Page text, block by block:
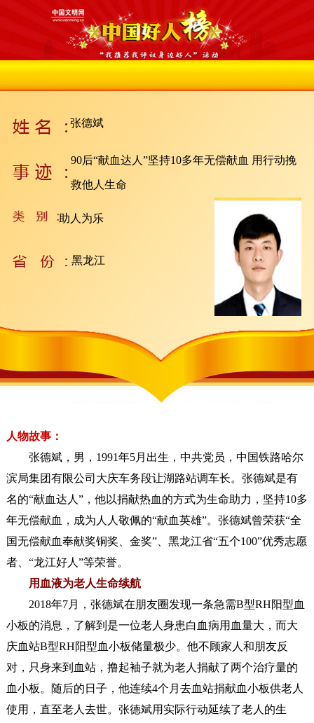
张德斌
90后“献血达人”坚持10多年无偿献血 用行动挽
救他人生命
助人为乐
黑龙江
人物故事：
张德斌，男，1991年5月出生，中共党员，中国铁路哈尔
滨局集团有限公司大庆车务段让湖路站调车长。张德斌是有
名的“献血达人”，他以捐献热血的方式为生命助力，坚持10多
年无偿献血，成为人人敬佩的“献血英雄”。张德斌曾荣获“全
国无偿献血奉献奖铜奖、金奖”、黑龙江省“五个100”优秀志愿
者、“龙江好人”等荣誉。
用血液为老人生命续航
2018年7月，张德斌在朋友圈发现一条急需B型RH阳型血
小板的消息，了解到是一位老人身患白血病用血量大，而大
庆血站B型RH阳型血小板储量极少。他不顾家人和朋友反
对，只身来到血站，撸起袖子就为老人捐献了两个治疗量的
血小板。随后的日子，他连续4个月去血站捐献血小板供老人
使用，直至老人去世。张德斌用实际行动延续了老人的生